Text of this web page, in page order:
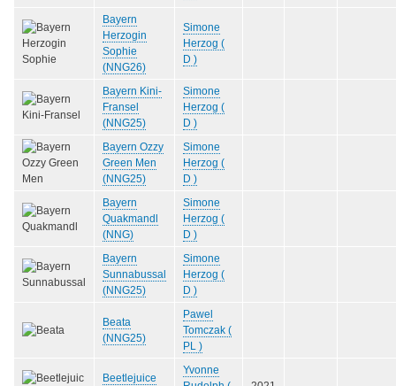
Bayern
Herzogin
Sophie
(NNG26)
Simone
Herzog (
D )
Bayern Kini-
Fransel
(NNG25)
Simone
Herzog (
D )
Bayern Ozzy
Green Men
(NNG25)
Simone
Herzog (
D )
Bayern
Quakmandl
(NNG)
Simone
Herzog (
D )
Bayern
Sunnabussal
(NNG25)
Simone
Herzog (
D )
Beata
(NNG25)
Pawel
Tomczak (
PL )
Beetlejuice
Yvonne